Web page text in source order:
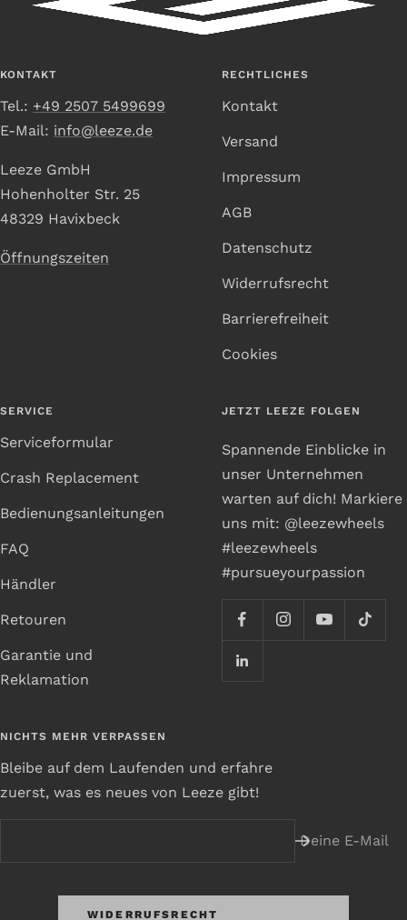
Slide
1
Slide
2
Slide
3
Slide
4
KONTAKT
Tel.: +49 2507 5499699
E-Mail: info@leeze.de
Leeze GmbH
Hohenholter Str. 25
48329 Havixbeck
Öffnungszeiten
RECHTLICHES
Kontakt
Versand
Impressum
AGB
Datenschutz
Widerrufsrecht
Barrierefreiheit
Cookies
SERVICE
Serviceformular
Crash Replacement
Bedienungsanleitungen
FAQ
Händler
Retouren
Garantie und
Reklamation
JETZT LEEZE FOLGEN
Spannende Einblicke in
unser Unternehmen
warten auf dich! Markiere
uns mit: @leezewheels
#leezewheels
#pursueyourpassion
NICHTS MEHR VERPASSEN
Bleibe auf dem Laufenden und erfahre
zuerst, was es neues von Leeze gibt!
Deine E-Mail
WIDERRUFSRECHT